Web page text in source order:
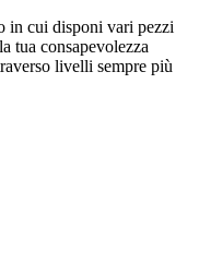
in cui disponi vari pezzi
tua consapevolezza
livelli sempre più